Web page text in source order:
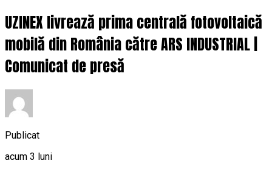
UZINEX livrează prima centrală fotovoltaică
mobilă din România către ARS INDUSTRIAL |
Comunicat de presă
Publicat
acum 3 luni